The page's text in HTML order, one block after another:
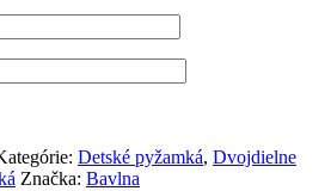
Detské pyžamká, Dvojdielne
Značka: Bavlna